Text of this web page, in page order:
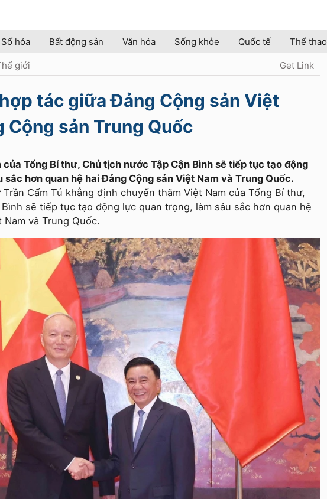
Số hóa Bất động sản Văn hóa Sống khỏe Quốc tế Thể thao
giới Get Link
tác giữa Đảng Cộng sản Việt
Cộng sản Trung Quốc
Tổng Bí thư, Chủ tịch nước Tập Cận Bình sẽ tiếp tục tạo động
hơn quan hệ hai Đảng Cộng sản Việt Nam và Trung Quốc.
Cẩm Tú khẳng định chuyến thăm Việt Nam của Tổng Bí thư,
sẽ tiếp tục tạo động lực quan trọng, làm sâu sắc hơn quan hệ
và Trung Quốc.